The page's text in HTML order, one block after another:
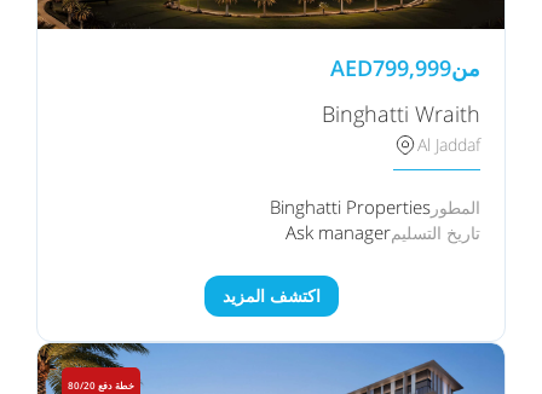
من AED799,999
Binghatti Wraith
Al Jaddaf
المطور Binghatti Properties
تاريخ التسليمAsk manager
اكتشف المزيد
خطة دفع 80/20